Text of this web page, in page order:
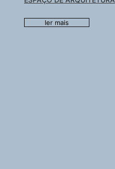
ler mais